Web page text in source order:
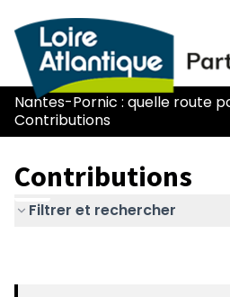
Nantes-Pornic : quelle route
Contributions
Contributions
Filtrer et rechercher